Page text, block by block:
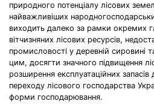
природного потенціалу лісових
найважливіших
виходить далеко за рамки окремих
вітчизняних лісових ресурсів,
промисловості у деревній сировині
цим, досягти значного підвищення
розширення експлуатаційних
переходу лісового господарства
форми господарювання.